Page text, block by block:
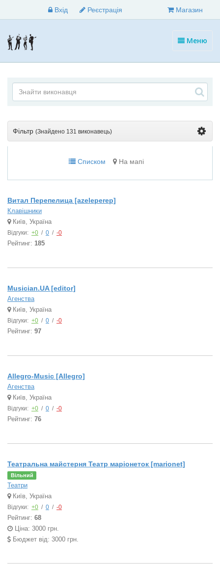
Вхід Реєстрація Магазин
Меню
Фільтр (Знайдено 131 виконавець)
Списком На мапі
Витал Перепелица [azeleperep]
Клавішники
Київ, Україна
Відгуки: +0 / 0 / -0
Рейтинг: 185
Musician.UA [editor]
Агенства
Київ, Україна
Відгуки: +0 / 0 / -0
Рейтинг: 97
Allegro-Music [Allegro]
Агенства
Київ, Україна
Відгуки: +0 / 0 / -0
Рейтинг: 76
Театральна майстерня Театр маріонеток [marionet]
Вільний
Театри
Київ, Україна
Відгуки: +0 / 0 / -0
Рейтинг: 68
Ціна: 3000 грн.
Бюджет від: 3000 грн.